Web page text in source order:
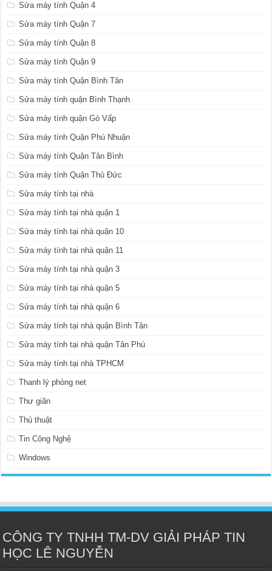
Sửa máy tính Quận 4
Sửa máy tính Quận 7
Sửa máy tính Quận 8
Sửa máy tính Quận 9
Sửa máy tính Quận Bình Tân
Sửa máy tính quận Bình Thạnh
Sửa máy tính quận Gò Vấp
Sửa máy tính Quận Phú Nhuận
Sửa máy tính Quận Tân Bình
Sửa máy tính Quận Thủ Đức
Sửa máy tính tại nhà
Sửa máy tính tại nhà quận 1
Sửa máy tính tại nhà quận 10
Sửa máy tính tại nhà quận 11
Sửa máy tính tại nhà quận 3
Sửa máy tính tại nhà quận 5
Sửa máy tính tại nhà quận 6
Sửa máy tính tại nhà quận Bình Tân
Sửa máy tính tại nhà quận Tân Phú
Sửa máy tính tại nhà TPHCM
Thanh lý phòng net
Thư giãn
Thủ thuật
Tin Công Nghệ
Windows
CÔNG TY TNHH TM-DV GIẢI PHÁP TIN
HỌC LÊ NGUYỄN